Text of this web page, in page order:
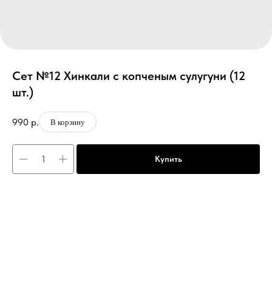
Сет №12 Хинкали с копченым сулугуни (12
шт.)
990 р. В корзину
Купить